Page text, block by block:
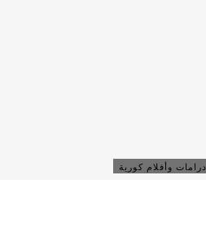
درامات وأفلام كورية